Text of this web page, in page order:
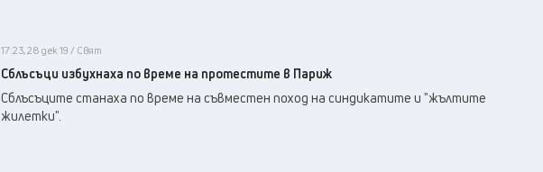
Русе , 28°C
Силистра, 26°C
17:23, 28 дек 19 / Свят
Сблъсъци избухнаха по време на протестите в Париж
Сблъсъците станаха по време на съвместен поход на синдикатите и "жълтите
жилетки".